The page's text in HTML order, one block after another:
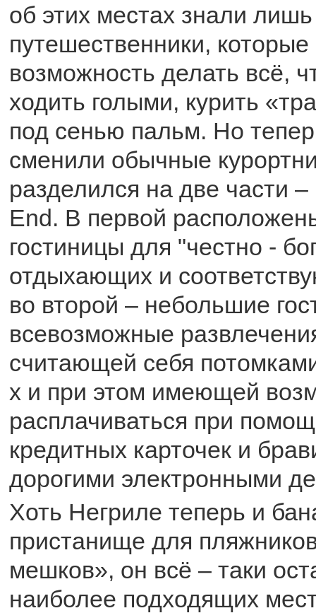
об этих местах знали
путешественники,
возможность делать всё,
ходить голыми, курить
под сенью пальм. Но
сменили обычные
разделился на две части
End. В первой
гостиницы для "честно -
отдыхающих и
во второй – небольшие
всевозможные
считающей себя
х и при этом имеющей
расплачиваться при
кредитных карточек и
дорогими электронными
Хоть Негриле теперь и
пристанище для
мешков», он всё – таки
наиболее подходящих